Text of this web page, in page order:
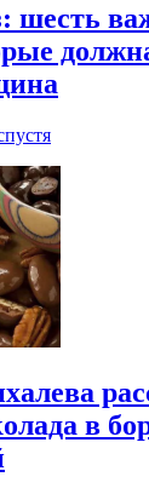
шесть
в